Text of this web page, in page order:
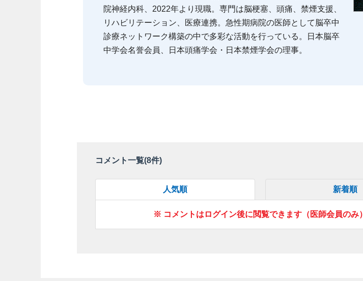
院神経内科、2022年より現職。専門は脳梗塞、頭痛、禁煙支援、
リハビリテーション、医療連携。急性期病院の医師として脳卒中
診療ネットワーク構築の中で多彩な活動を行っている。日本脳卒
中学会名誉会員、日本頭痛学会・日本禁煙学会の理事。
コメント一覧(8件)
人気順 新着順
※ コメントはログイン後に閲覧できます（医師会員のみ）